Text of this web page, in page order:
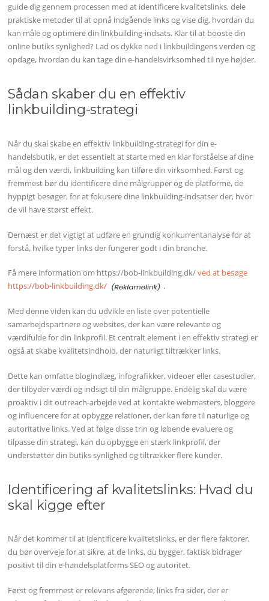
guide dig gennem processen med at identificere kvalitetslinks, dele
praktiske metoder til at opnå indgående links og vise dig, hvordan du
kan måle og optimere din linkbuilding-indsats. Klar til at booste din
online butiks synlighed? Lad os dykke ned i linkbuildingens verden og
opdage, hvordan du kan tage din e-handelsvirksomhed til nye højder.
Sådan skaber du en effektiv
linkbuilding-strategi
Når du skal skabe en effektiv linkbuilding-strategi for din e-
handelsbutik, er det essentielt at starte med en klar forståelse af dine
mål og den værdi, linkbuilding kan tilføre din virksomhed. Først og
fremmest bør du identificere dine målgrupper og de platforme, de
hyppigt besøger, for at fokusere dine linkbuilding-indsatser der, hvor
de vil have størst effekt.
Dernæst er det vigtigt at udføre en grundig konkurrentanalyse for at
forstå, hvilke typer links der fungerer godt i din branche.
Få mere information om https://bob-linkbuilding.dk/ved at besøge
https://bob-linkbuilding.dk/
.
Med denne viden kan du udvikle en liste over potentielle
samarbejdspartnere og websites, der kan være relevante og
værdifulde for din linkprofil. Et centralt element i en effektiv strategi er
også at skabe kvalitetsindhold, der naturligt tiltrækker links.
Dette kan omfatte blogindlæg, infografikker, videoer eller casestudier,
der tilbyder værdi og indsigt til din målgruppe. Endelig skal du være
proaktiv i dit outreach-arbejde ved at kontakte webmasters, bloggere
og influencere for at opbygge relationer, der kan føre til naturlige og
autoritative links. Ved at følge disse trin og løbende evaluere og
tilpasse din strategi, kan du opbygge en stærk linkprofil, der
understøtter din butiks synlighed og tiltrækker flere kunder.
Identificering af kvalitetslinks: Hvad du
skal kigge efter
Når det kommer til at identificere kvalitetslinks, er der flere faktorer,
du bør overveje for at sikre, at de links, du bygger, faktisk bidrager
positivt til din e-handelsplatforms SEO og autoritet.
Først og fremmest er relevans afgørende; links fra sider, der er